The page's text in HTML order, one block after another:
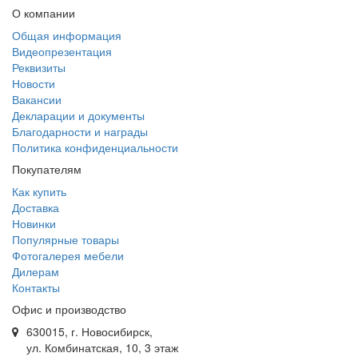
О компании
Общая информация
Видеопрезентация
Реквизиты
Новости
Вакансии
Декларации и документы
Благодарности и награды
Политика конфиденциальности
Покупателям
Как купить
Доставка
Новинки
Популярные товары
Фотогалерея мебели
Дилерам
Контакты
Офис и производство
630015, г. Новосибирск,
ул. Комбинатская, 10, 3 этаж